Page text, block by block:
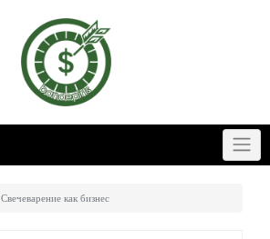
Свечеварение как бизнес